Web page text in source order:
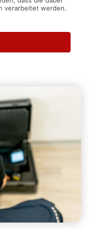
verarbeitet werden.